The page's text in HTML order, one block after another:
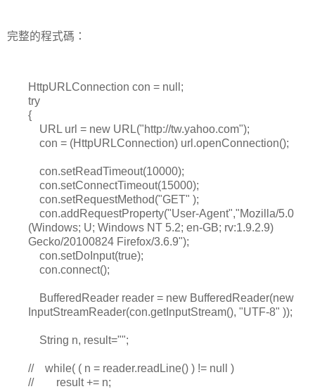
完整的程式碼：
HttpURLConnection con = null;
try
{
URL url = new URL("http://tw.yahoo.com");
con = (HttpURLConnection) url.openConnection();
con.setReadTimeout(10000);
con.setConnectTimeout(15000);
con.setRequestMethod("GET" );
con.addRequestProperty("User-Agent","Mozilla/5.0
(Windows; U; Windows NT 5.2; en-GB; rv:1.9.2.9)
Gecko/20100824 Firefox/3.6.9");
con.setDoInput(true);
con.connect();
BufferedReader reader = new BufferedReader(new
InputStreamReader(con.getInputStream(), "UTF-8" ));
String n, result="";
// while( ( n = reader.readLine() ) != null )
// result += n;